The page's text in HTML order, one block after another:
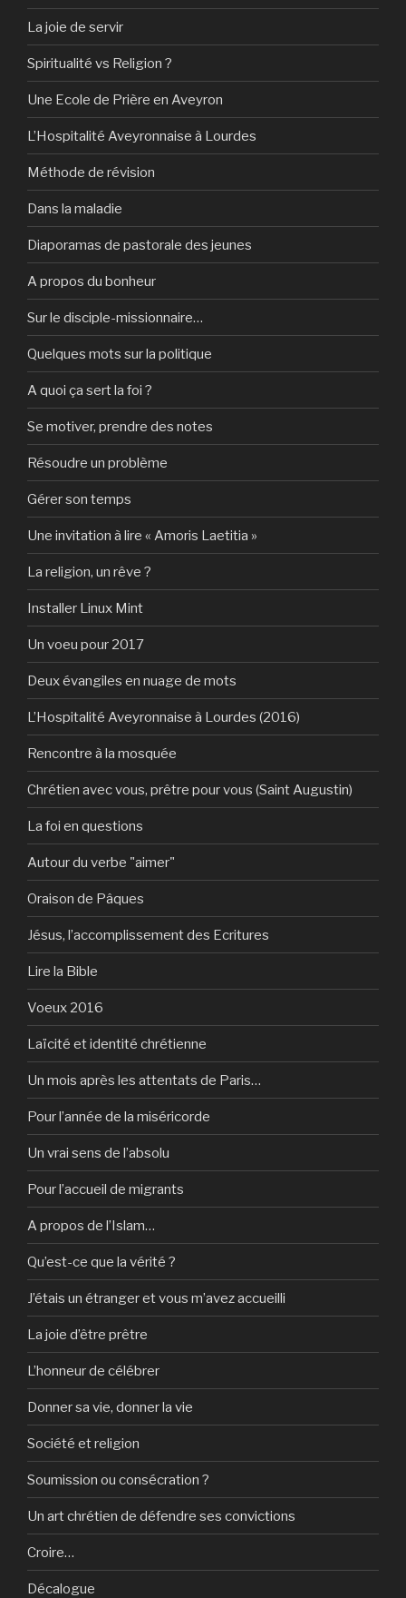
La joie de servir
Spiritualité vs Religion ?
Une Ecole de Prière en Aveyron
L’Hospitalité Aveyronnaise à Lourdes
Méthode de révision
Dans la maladie
Diaporamas de pastorale des jeunes
A propos du bonheur
Sur le disciple-missionnaire…
Quelques mots sur la politique
A quoi ça sert la foi ?
Se motiver, prendre des notes
Résoudre un problème
Gérer son temps
Une invitation à lire « Amoris Laetitia »
La religion, un rêve ?
Installer Linux Mint
Un voeu pour 2017
Deux évangiles en nuage de mots
L’Hospitalité Aveyronnaise à Lourdes (2016)
Rencontre à la mosquée
Chrétien avec vous, prêtre pour vous (Saint Augustin)
La foi en questions
Autour du verbe "aimer"
Oraison de Pâques
Jésus, l’accomplissement des Ecritures
Lire la Bible
Voeux 2016
Laïcité et identité chrétienne
Un mois après les attentats de Paris…
Pour l’année de la miséricorde
Un vrai sens de l’absolu
Pour l’accueil de migrants
A propos de l’Islam…
Qu’est-ce que la vérité ?
J’étais un étranger et vous m’avez accueilli
La joie d’être prêtre
L’honneur de célébrer
Donner sa vie, donner la vie
Société et religion
Soumission ou consécration ?
Un art chrétien de défendre ses convictions
Croire…
Décalogue